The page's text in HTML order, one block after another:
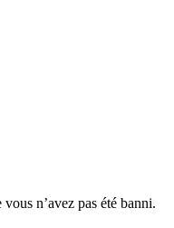
n’avez pas été banni.